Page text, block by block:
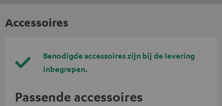
Accessoires
Benodigde accessoires zijn bij de levering
inbegrepen.
Passende accessoires